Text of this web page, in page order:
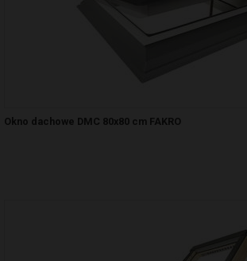
Okno dachowe DMC 80x80 cm FAKRO